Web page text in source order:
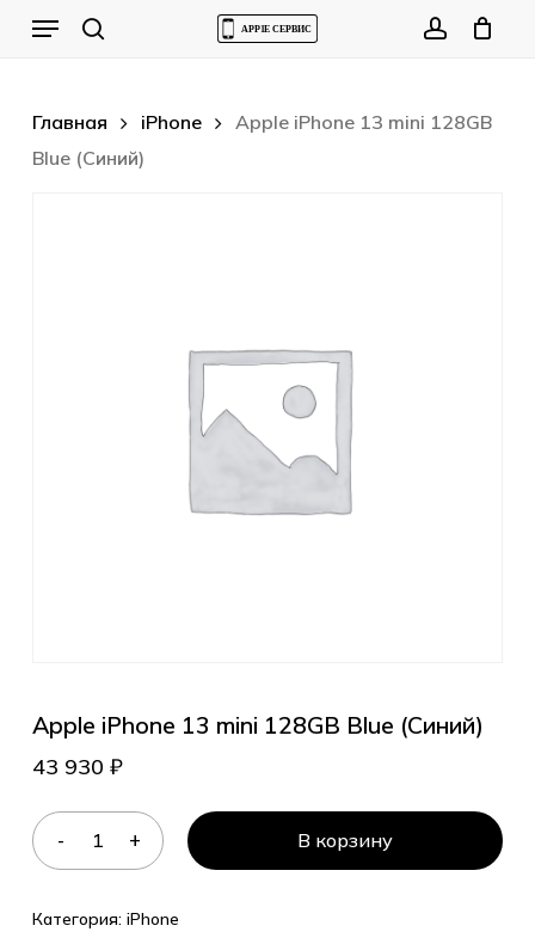
Menu
Главная iPhone
Apple iPhone 13 mini 128GB
Blue (Синий)
Apple iPhone 13 mini 128GB Blue (Синий)
43 930 ₽
В корзину
Категория: iPhone